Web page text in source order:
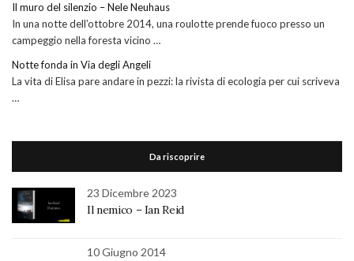
Il muro del silenzio – Nele Neuhaus
In una notte dell’ottobre 2014, una roulotte prende fuoco presso un
campeggio nella foresta vicino …
Notte fonda in Via degli Angeli
La vita di Elisa pare andare in pezzi: la rivista di ecologia per cui scriveva
…
Da riscoprire
23 Dicembre 2023
Il nemico – Ian Reid
10 Giugno 2014